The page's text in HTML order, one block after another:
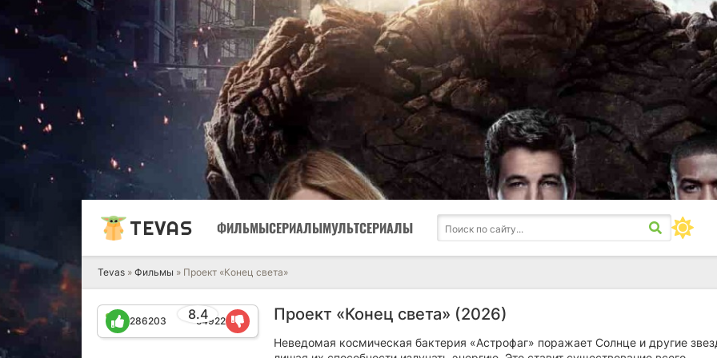
TEVAS ФИЛЬМЫСЕРИАЛЫМУЛЬТСЕРИАЛЫ
Tevas » Фильмы » Проект «Конец света»
Проект «Конец света» (2026)
8.4
286203 54922
Неведомая космическая бактерия «Астрофаг» поражает Солнце и другие